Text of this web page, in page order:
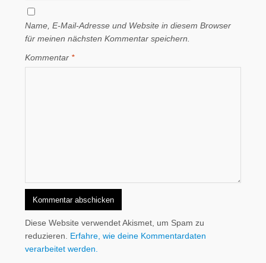
Name, E-Mail-Adresse und Website in diesem Browser
für meinen nächsten Kommentar speichern.
Kommentar *
Diese Website verwendet Akismet, um Spam zu
reduzieren. Erfahre, wie deine Kommentardaten
verarbeitet werden.